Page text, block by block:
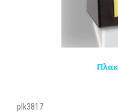
plk3817